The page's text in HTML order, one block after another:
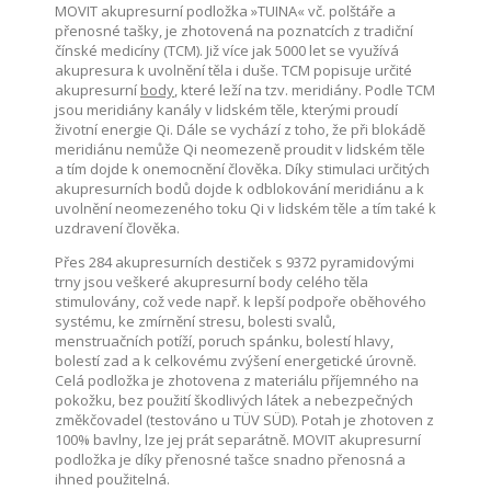
MOVIT akupresurní podložka »TUINA« vč. polštáře a
přenosné tašky, je zhotovená na poznatcích z tradiční
čínské medicíny (TCM). Již více jak 5000 let se využívá
akupresura k uvolnění těla i duše. TCM popisuje určité
akupresurní body, které leží na tzv. meridiány. Podle TCM
jsou meridiány kanály v lidském těle, kterými proudí
životní energie Qi. Dále se vychází z toho, že při blokádě
meridiánu nemůže Qi neomezeně proudit v lidském těle
a tím dojde k onemocnění člověka. Díky stimulaci určitých
akupresurních bodů dojde k odblokování meridiánu a k
uvolnění neomezeného toku Qi v lidském těle a tím také k
uzdravení člověka.
Přes 284 akupresurních destiček s 9372 pyramidovými
trny jsou veškeré akupresurní body celého těla
stimulovány, což vede např. k lepší podpoře oběhového
systému, ke zmírnění stresu, bolesti svalů,
menstruačních potíží, poruch spánku, bolestí hlavy,
bolestí zad a k celkovému zvýšení energetické úrovně.
Celá podložka je zhotovena z materiálu příjemného na
pokožku, bez použití škodlivých látek a nebezpečných
změkčovadel (testováno u TÜV SÜD). Potah je zhotoven z
100% bavlny, lze jej prát separátně. MOVIT akupresurní
podložka je díky přenosné tašce snadno přenosná a
ihned použitelná.